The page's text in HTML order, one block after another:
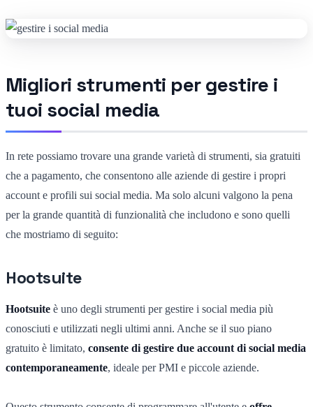
Migliori strumenti per gestire i
tuoi social media
In rete possiamo trovare una grande varietà di strumenti, sia gratuiti
che a pagamento, che consentono alle aziende di gestire i propri
account e profili sui social media. Ma solo alcuni valgono la pena
per la grande quantità di funzionalità che includono e sono quelli
che mostriamo di seguito:
Hootsuite
Hootsuite è uno degli strumenti per gestire i social media più
conosciuti e utilizzati negli ultimi anni. Anche se il suo piano
gratuito è limitato, consente di gestire due account di social media
contemporaneamente, ideale per PMI e piccole aziende.